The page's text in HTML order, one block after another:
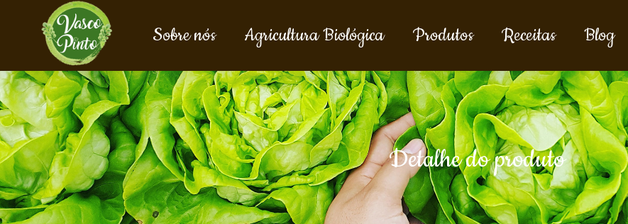
Sobre nós Agricultura Biológica Produtos Receitas Blog
Detalhe do produto